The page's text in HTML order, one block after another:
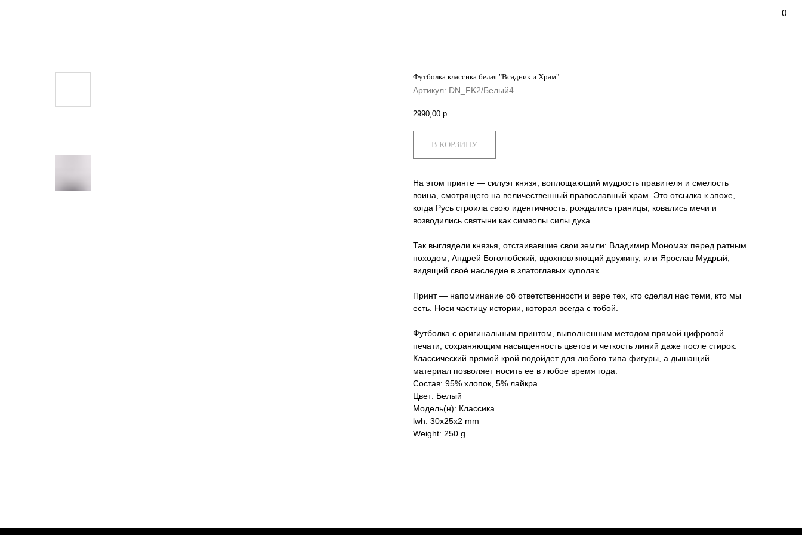
0
Футболка классика белая "Всадник и Храм"
Артикул: DN_FK2/Белый4
2990,00 р.
В КОРЗИНУ
На этом принте — силуэт князя, воплощающий мудрость правителя и смелость
воина, смотрящего на величественный православный храм. Это отсылка к эпохе,
когда Русь строила свою идентичность: рождались границы, ковались мечи и
возводились святыни как символы силы духа.
Так выглядели князья, отстаивавшие свои земли: Владимир Мономах перед ратным
походом, Андрей Боголюбский, вдохновляющий дружину, или Ярослав Мудрый,
видящий своё наследие в златоглавых куполах.
Принт — напоминание об ответственности и вере тех, кто сделал нас теми, кто мы
есть. Носи частицу истории, которая всегда с тобой.
Футболка с оригинальным принтом, выполненным методом прямой цифровой
печати, сохраняющим насыщенность цветов и четкость линий даже после стирок.
Классический прямой крой подойдет для любого типа фигуры, а дышащий
материал позволяет носить ее в любое время года.
Состав: 95% хлопок, 5% лайкра
Цвет: Белый
Модель(н): Классика
lwh: 30x25x2 mm
Weight: 250 g